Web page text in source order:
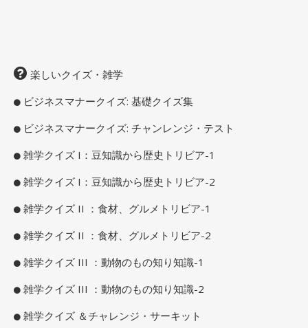
楽しいクイズ・雑学
ビジネスマナークイズ: 基礎クイズ集
ビジネスマナークイズ: チャンレンジ・テスト
雑学クイズ I：豆知識から歴史トリビア-1
雑学クイズ I：豆知識から歴史トリビア-2
雑学クイズ II ：食材、グルメトリビア-1
雑学クイズ II ：食材、グルメトリビア-2
雑学クイズ III ：動物のもの知り知識-1
雑学クイズ III ：動物のもの知り知識-2
雑学クイズ ＆チャレンジ・サーキット